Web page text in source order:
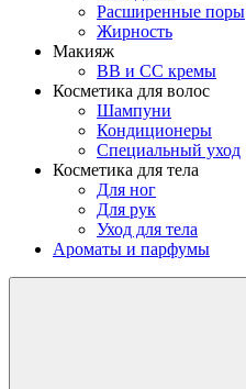
Расширенные поры
Жирность
Макияж
BB и CC кремы
Косметика для волос
Шампуни
Кондиционеры
Специальный уход
Косметика для тела
Для ног
Для рук
Уход для тела
Ароматы и парфумы